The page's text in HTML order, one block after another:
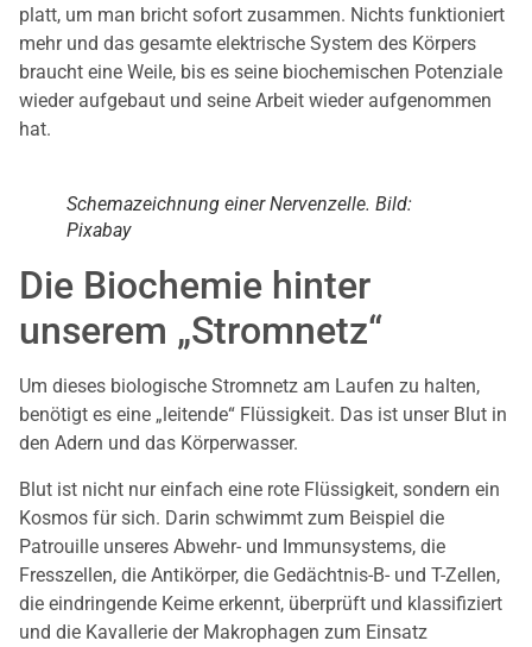
platt, um man bricht sofort zusammen. Nichts funktioniert
mehr und das gesamte elektrische System des Körpers
braucht eine Weile, bis es seine biochemischen Potenziale
wieder aufgebaut und seine Arbeit wieder aufgenommen
hat.
Schemazeichnung einer Nervenzelle. Bild:
Pixabay
Die Biochemie hinter
unserem „Stromnetz“
Um dieses biologische Stromnetz am Laufen zu halten,
benötigt es eine „leitende“ Flüssigkeit. Das ist unser Blut in
den Adern und das Körperwasser.
Blut ist nicht nur einfach eine rote Flüssigkeit, sondern ein
Kosmos für sich. Darin schwimmt zum Beispiel die
Patrouille unseres Abwehr- und Immunsystems, die
Fresszellen, die Antikörper, die Gedächtnis-B- und T-Zellen,
die eindringende Keime erkennt, überprüft und klassifiziert
und die Kavallerie der Makrophagen zum Einsatz